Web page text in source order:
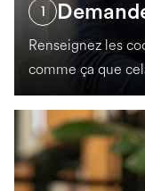
1
Renseignez les
comme ça que